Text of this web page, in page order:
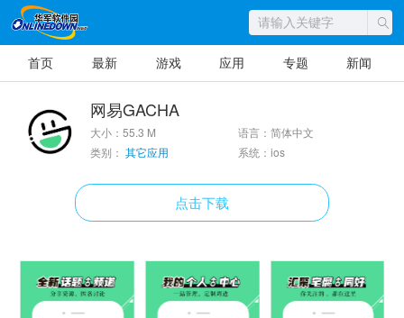
首页 最新 游戏 应用 专题 新闻
网易GACHA
大小：55.3 M
语言：简体中文
类别： 其它应用 系统：ios
点击下载